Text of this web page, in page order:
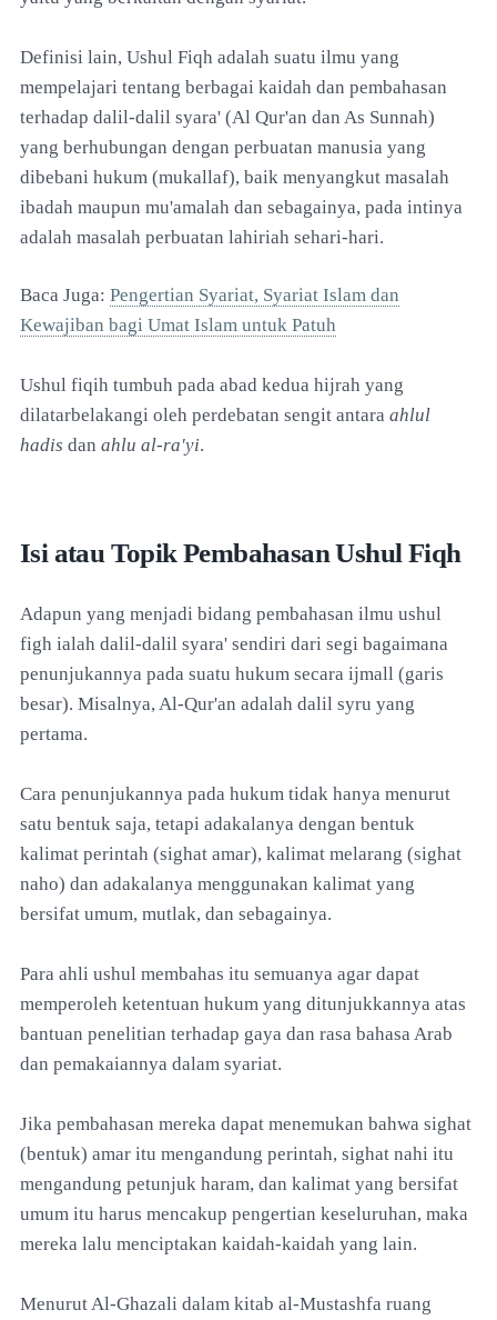
Definisi lain, Ushul Fiqh adalah suatu ilmu yang
mempelajari tentang berbagai kaidah dan pembahasan
terhadap dalil-dalil syara' (Al Qur'an dan As Sunnah)
yang berhubungan dengan perbuatan manusia yang
dibebani hukum (mukallaf), baik menyangkut masalah
ibadah maupun mu'amalah dan sebagainya, pada intinya
adalah masalah perbuatan lahiriah sehari-hari.
Baca Juga: Pengertian Syariat, Syariat Islam dan
Kewajiban bagi Umat Islam untuk Patuh
Ushul fiqih tumbuh pada abad kedua hijrah yang
dilatarbelakangi oleh perdebatan sengit antara ahlul
hadis dan ahlu al-ra'yi.
Isi atau Topik Pembahasan Ushul Fiqh
Adapun yang menjadi bidang pembahasan ilmu ushul
figh ialah dalil-dalil syara' sendiri dari segi bagaimana
penunjukannya pada suatu hukum secara ijmall (garis
besar). Misalnya, Al-Qur'an adalah dalil syru yang
pertama.
Cara penunjukannya pada hukum tidak hanya menurut
satu bentuk saja, tetapi adakalanya dengan bentuk
kalimat perintah (sighat amar), kalimat melarang (sighat
naho) dan adakalanya menggunakan kalimat yang
bersifat umum, mutlak, dan sebagainya.
Para ahli ushul membahas itu semuanya agar dapat
memperoleh ketentuan hukum yang ditunjukkannya atas
bantuan penelitian terhadap gaya dan rasa bahasa Arab
dan pemakaiannya dalam syariat.
Jika pembahasan mereka dapat menemukan bahwa sighat
(bentuk) amar itu mengandung perintah, sighat nahi itu
mengandung petunjuk haram, dan kalimat yang bersifat
umum itu harus mencakup pengertian keseluruhan, maka
mereka lalu menciptakan kaidah-kaidah yang lain.
Menurut Al-Ghazali dalam kitab al-Mustashfa ruang